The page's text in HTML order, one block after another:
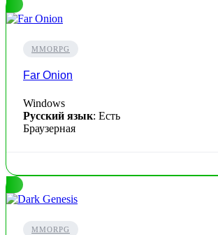
MMORPG
Far Onion
Windows
Русский язык: Есть
Браузерная
MMORPG